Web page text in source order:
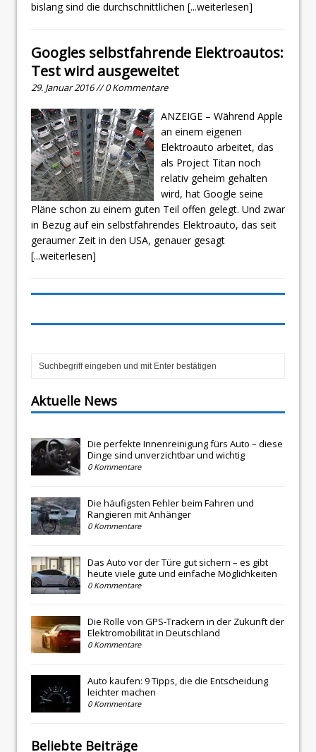
bislang sind die durchschnittlichen [...weiterlesen]
Googles selbstfahrende Elektroautos:
Test wird ausgeweitet
29. Januar 2016 // 0 Kommentare
ANZEIGE – Während Apple
an einem eigenen
Elektroauto arbeitet, das
als Project Titan noch
relativ geheim gehalten
wird, hat Google seine
Pläne schon zu einem guten Teil offen gelegt. Und zwar
in Bezug auf ein selbstfahrendes Elektroauto, das seit
geraumer Zeit in den USA, genauer gesagt
[...weiterlesen]
Aktuelle News
Die perfekte Innenreinigung fürs Auto – diese
Dinge sind unverzichtbar und wichtig
0 Kommentare
Die häufigsten Fehler beim Fahren und
Rangieren mit Anhänger
0 Kommentare
Das Auto vor der Türe gut sichern – es gibt
heute viele gute und einfache Möglichkeiten
0 Kommentare
Die Rolle von GPS-Trackern in der Zukunft der
Elektromobilität in Deutschland
0 Kommentare
Auto kaufen: 9 Tipps, die die Entscheidung
leichter machen
0 Kommentare
Beliebte Beiträge